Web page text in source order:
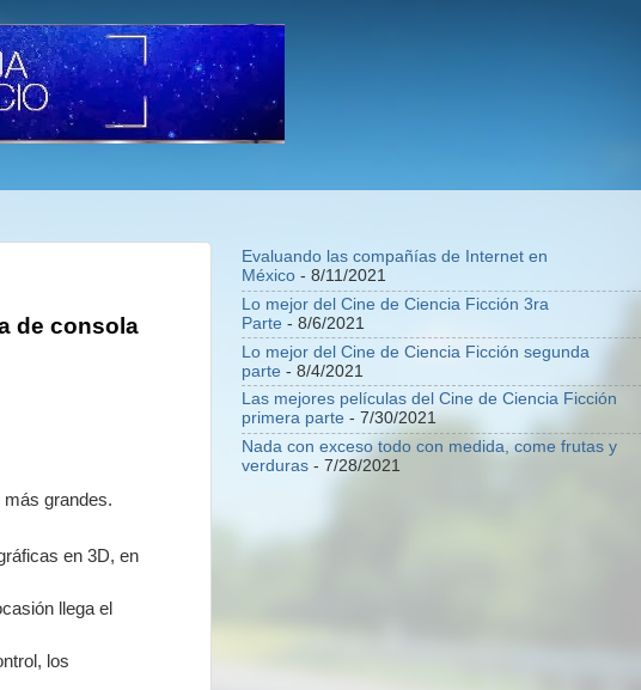
de consola
grandes.
en 3D, en
llega el
los
Evaluando las compañías de Internet en
México - 8/11/2021
Lo mejor del Cine de Ciencia Ficción 3ra
Parte - 8/6/2021
Lo mejor del Cine de Ciencia Ficción segunda
parte - 8/4/2021
Las mejores películas del Cine de Ciencia Ficción
primera parte - 7/30/2021
Nada con exceso todo con medida, come frutas y
verduras - 7/28/2021